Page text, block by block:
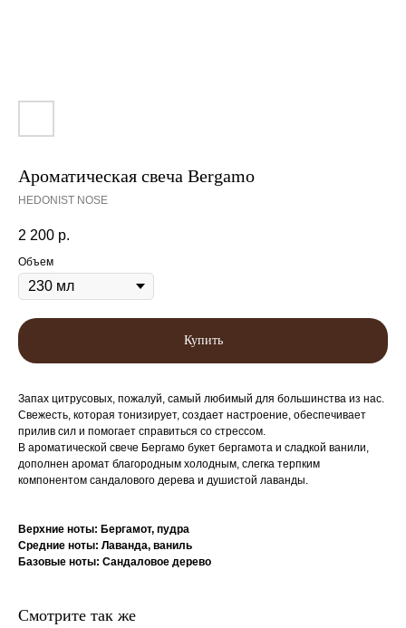
Ароматическая свеча Bergamo
HEDONIST NOSE
2 200 р.
Объем
Купить
Запах цитрусовых, пожалуй, самый любимый для большинства из нас.
Свежесть, которая тонизирует, создает настроение, обеспечивает
прилив сил и помогает справиться со стрессом.
В ароматической свече Бергамо букет бергамота и сладкой ванили,
дополнен аромат благородным холодным, слегка терпким
компонентом сандалового дерева и душистой лаванды.
Верхние ноты: Бергамот, пудра
Средние ноты: Лаванда, ваниль
Базовые ноты: Сандаловое дерево
Смотрите так же